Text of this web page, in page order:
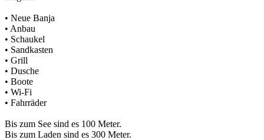
• Neue Banja
• Anbau
• Schaukel
• Sandkasten
• Grill
• Dusche
• Boote
• Wi-Fi
• Fahrräder
Bis zum See sind es 100 Meter.
Bis zum Laden sind es 300 Meter.